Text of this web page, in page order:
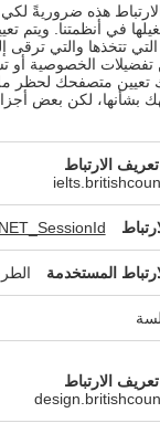
هذه ضروريةً
في أنظمتنا. ويتم
التي تتخذها والتي
تفضيلات الخصوصية أو
تعيين متصفحك لحظر
بشأنها، لكن بعض